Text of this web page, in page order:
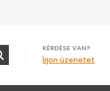
KÉRDÉSE VAN?
Írjon üzenetet